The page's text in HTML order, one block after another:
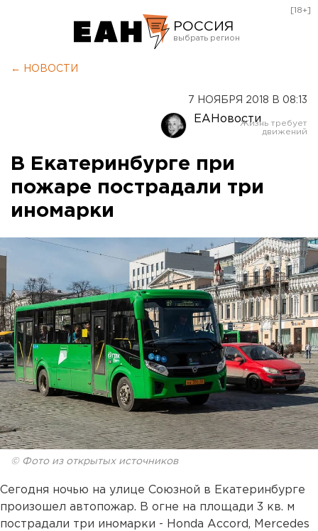
РОССИЯ
Оренбург
[18+]
← НОВОСТИ
7 НОЯБРЯ 2018 В 08:13
ЕАНовости
В Екатеринбурге при
пожаре пострадали три
иномарки
© Фото из открытых источников
Сегодня ночью на улице Союзной в Екатеринбурге
произошел автопожар. В огне на площади 3 кв. м
пострадали три иномарки - Honda Accord, Mercedes